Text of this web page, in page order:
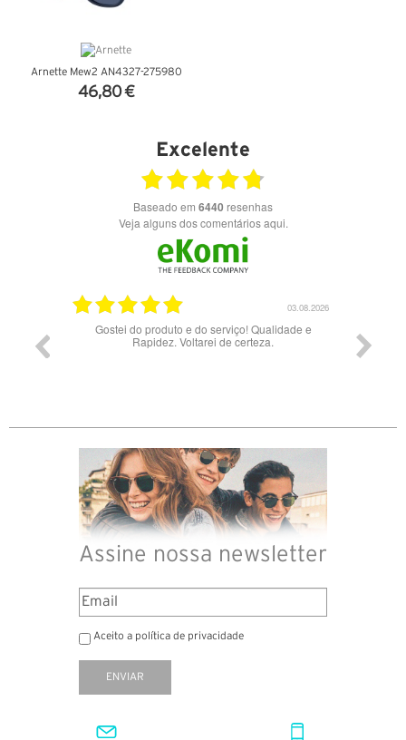
Arnette Mew2 AN4327-275980
46,80 €
Excelente
Baseado em 6440 resenhas
Veja alguns dos comentários aqui.
03.08.2026
Gostei do produto e do serviço! Qualidade e
Rapidez. Voltarei de certeza.
Assine nossa newsletter
Aceito a política de privacidade
ENVIAR